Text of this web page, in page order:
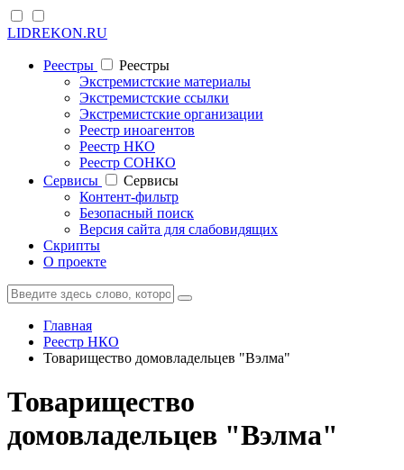
LIDREKON.RU
Реестры
Реестры
Экстремистские материалы
Экстремистские ссылки
Экстремистские организации
Реестр иноагентов
Реестр НКО
Реестр СОНКО
Cервисы
Cервисы
Контент-фильтр
Безопасный поиск
Версия сайта для слабовидящих
Скрипты
О проекте
Главная
Реестр НКО
Товарищество домовладельцев "Вэлма"
Товарищество
домовладельцев "Вэлма"